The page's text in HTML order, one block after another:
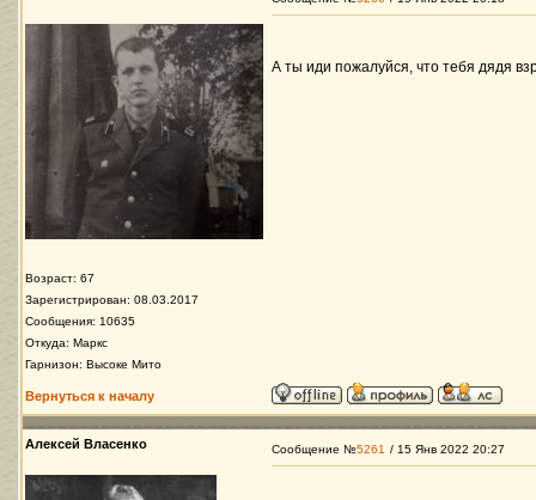
Возраст: 67
Зарегистрирован: 08.03.2017
Сообщения: 10635
Откуда: Маркс
Гарнизон: Высоке Мито
А ты иди пожалуйся, что тебя дядя
Вернуться к началу
Алексей Власенко Сообщение №5261 / 15 Янв 2022 20:27